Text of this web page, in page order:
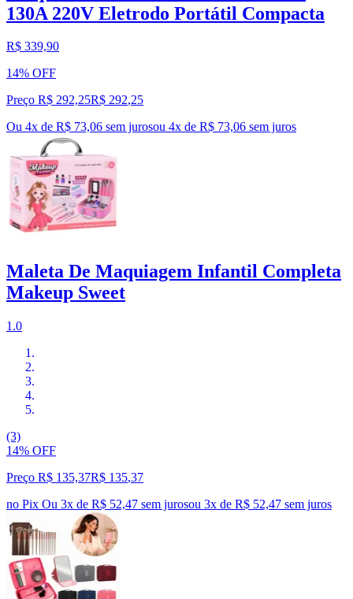
130A 220V Eletrodo Portátil Compacta
R$ 339,90
14% OFF
Preço R$ 292,25R$ 292,25
Ou 4x de R$ 73,06 sem jurosou 4x de R$ 73,06 sem juros
Maleta De Maquiagem Infantil Completa
Makeup Sweet
1.0
(3)
14% OFF
Preço R$ 135,37R$ 135,37
no Pix Ou 3x de R$ 52,47 sem jurosou 3x de R$ 52,47 sem juros